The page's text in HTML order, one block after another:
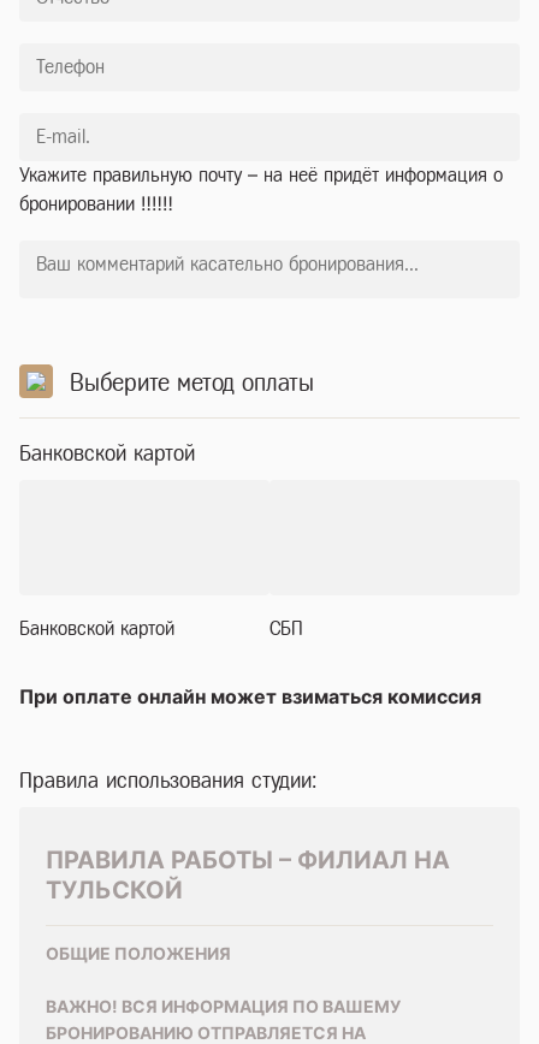
Укажите правильную почту – на неё придёт информация о
бронировании ‼️‼️‼️
Выберите метод оплаты
Банковской картой
Банковской картой СБП
При оплате онлайн может взиматься комиссия
Правила использования студии:
ПРАВИЛА РАБОТЫ – ФИЛИАЛ НА
ТУЛЬСКОЙ
ОБЩИЕ ПОЛОЖЕНИЯ
ВАЖНО! ВСЯ ИНФОРМАЦИЯ ПО ВАШЕМУ
БРОНИРОВАНИЮ ОТПРАВЛЯЕТСЯ НА